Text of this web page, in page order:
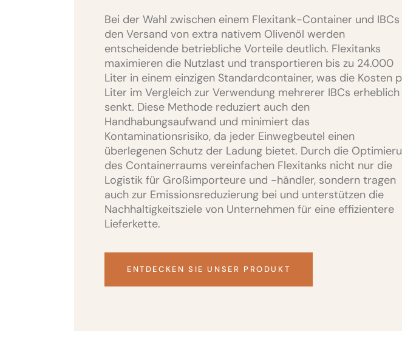
Bei der Wahl zwischen einem Flexitank-Container und
den Versand von extra nativem Olivenöl werden
entscheidende betriebliche Vorteile deutlich. Flexitanks
maximieren die Nutzlast und transportieren bis zu 24.000
Liter in einem einzigen Standardcontainer, was die Kosten
Liter im Vergleich zur Verwendung mehrerer IBCs erheblich
senkt. Diese Methode reduziert auch den
Handhabungsaufwand und minimiert das
Kontaminationsrisiko, da jeder Einwegbeutel einen
überlegenen Schutz der Ladung bietet. Durch die
des Containerraums vereinfachen Flexitanks nicht nur die
Logistik für Großimporteure und -händler, sondern tragen
auch zur Emissionsreduzierung bei und unterstützen die
Nachhaltigkeitsziele von Unternehmen für eine effizientere
Lieferkette.
ENTDECKEN SIE UNSER PRODUKT